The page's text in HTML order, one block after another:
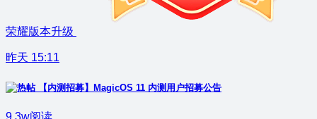
荣耀版本升级
昨天 15:11
【内测招募】MagicOS 11 内测用户招募公告
9.3w阅读